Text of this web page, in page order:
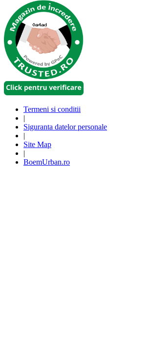
Termeni si conditii
|
Siguranta datelor personale
|
Site Map
|
BoemUrban.ro